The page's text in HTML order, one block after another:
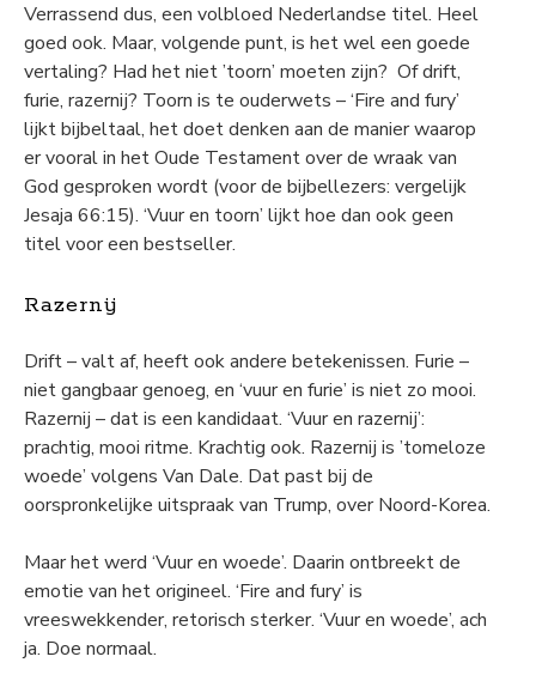
Verrassend dus, een volbloed Nederlandse titel. Heel
goed ook. Maar, volgende punt, is het wel een goede
vertaling? Had het niet ’toorn’ moeten zijn? Ofdrift,
furie, razernij? Toorn is te ouderwets – ‘Fire and fury’
lijkt bijbeltaal, het doet denken aan de manier waarop
er vooral in het Oude Testament over de wraak van
God gesproken wordt (voor de bijbellezers: vergelijk
Jesaja 66:15). ‘Vuur en toorn’ lijkt hoe dan ook geen
titel voor een bestseller.
Razernij
Drift – valt af, heeft ook andere betekenissen. Furie –
niet gangbaar genoeg, en ‘vuur en furie’ is niet zo mooi.
Razernij – dat is een kandidaat. ‘Vuur en razernij’:
prachtig, mooi ritme. Krachtig ook. Razernij is ’tomeloze
woede’ volgens Van Dale. Dat past bij de
oorspronkelijke uitspraak van Trump, over Noord-Korea.
Maar het werd ‘Vuur en woede’. Daarin ontbreekt de
emotie van het origineel. ‘Fire and fury’ is
vreeswekkender, retorisch sterker. ‘Vuur en woede’, ach
ja. Doe normaal.